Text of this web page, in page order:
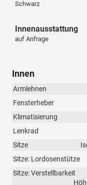
Schwarz
Innenausstattung
auf Anfrage
Innen
Armlehnen
Fensterheber
Klimatisierung
Lenkrad
Sitze
Sitze: Lordosenstütze
Sitze: Verstellbarkeit